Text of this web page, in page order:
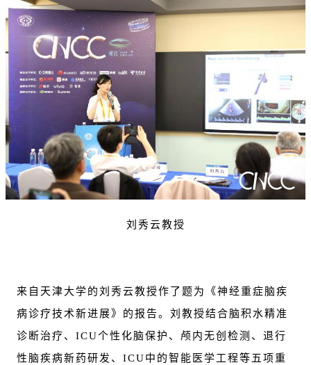
刘秀云教授
来自天津大学的刘秀云教授作了题为《神经重症脑疾
病诊疗技术新进展》的报告。刘教授结合脑积水精准
诊断治疗、ICU个性化脑保护、颅内无创检测、退行
性脑疾病新药研发、ICU中的智能医学工程等五项重